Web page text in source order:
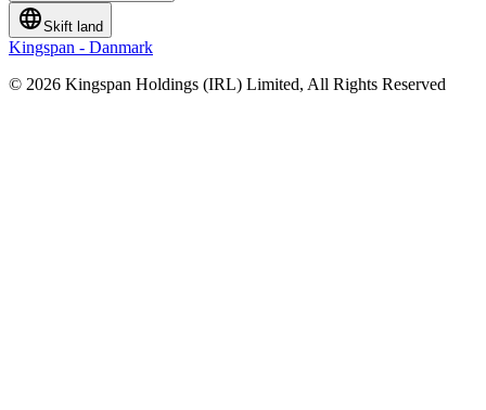
Skift land
Kingspan - Danmark
© 2026 Kingspan Holdings (IRL) Limited, All Rights Reserved